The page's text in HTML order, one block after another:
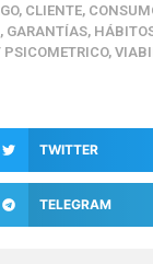
, CLIENTE,
, GARANTÍAS,
PSICOMETRICO,
TWITTER
TELEGRAM